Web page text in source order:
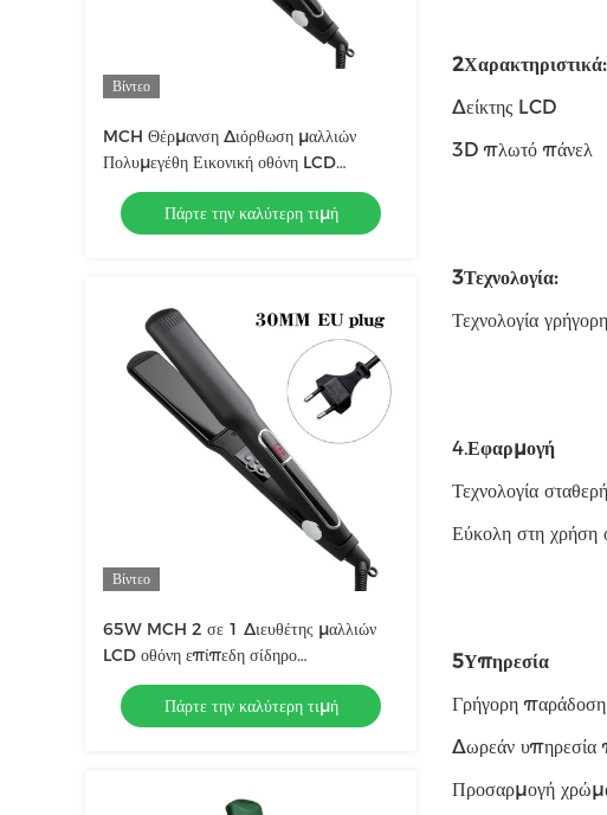
Βίντεο
MCH Θέρμανση Διόρθωση μαλλιών
Πολυμεγέθη Εικονική οθόνη LCD
Ενεργοποίηση αφής Επαγγελματικά
εργαλεία
Πάρτε την καλύτερη τιμή
Βίντεο
65W MCH 2 σε 1 Διευθέτης μαλλιών
LCD οθόνη επίπεδη σίδηρο
πολυλειτουργικό μαλλί curler με 3
μεγέθη πίνακαΠάρτε την καλύτερη τιμή
2Χαρακτηριστικά:
Δείκτης LCD
3D πλωτό πάνελ
3Τεχνολογία:
Τεχνολογία
4.Εφαρμογή
Τεχνολογία
Εύκολη στη χρήση
5Υπηρεσία
Γρήγορη παράδοση
Δωρεάν υπηρεσία
Προσαρμογή